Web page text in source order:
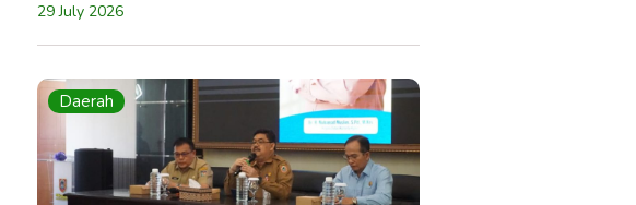
29 July 2026
Daerah